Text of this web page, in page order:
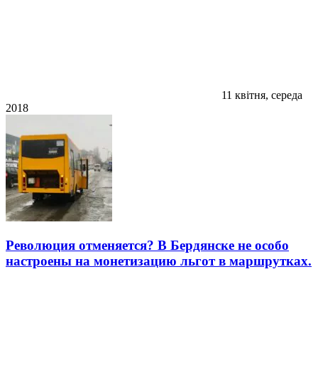
11 квітня, середа
2018
Революция отменяется? В Бердянске не особо
настроены на монетизацию льгот в маршрутках.